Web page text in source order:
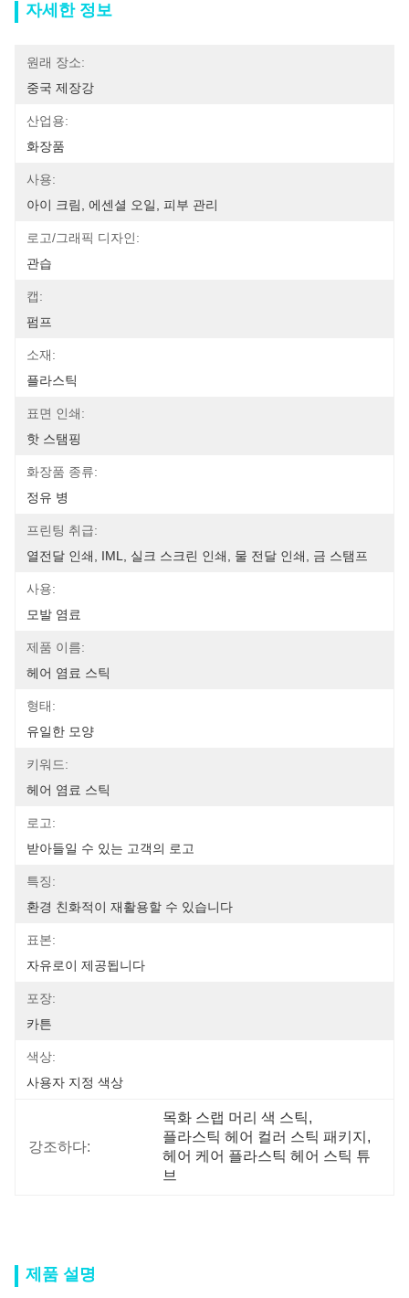
자세한 정보
원래 장소:
중국 제장강
산업용:
화장품
사용:
아이 크림, 에센셜 오일, 피부 관리
로고/그래픽 디자인:
관습
캡:
펌프
소재:
플라스틱
표면 인쇄:
핫 스탬핑
화장품 종류:
정유 병
프린팅 취급:
열전달 인쇄, IML, 실크 스크린 인쇄, 물 전달 인쇄, 금 스탬프
사용:
모발 염료
제품 이름:
헤어 염료 스틱
형태:
유일한 모양
키워드:
헤어 염료 스틱
로고:
받아들일 수 있는 고객의 로고
특징:
환경 친화적이 재활용할 수 있습니다
표본:
자유로이 제공됩니다
포장:
카튼
색상:
사용자 지정 색상
강조하다:
목화 스랩 머리 색 스틱,
플라스틱 헤어 컬러 스틱 패키지 ,
헤어 케어 플라스틱 헤어 스틱 튜
브
제품 설명